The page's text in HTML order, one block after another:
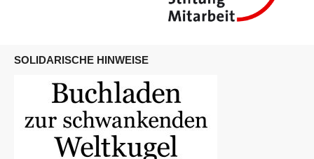
SOLIDARISCHE HINWEISE